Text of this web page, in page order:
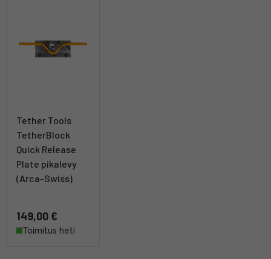
Tether Tools
TetherBlock
Quick Release
Plate pikalevy
(Arca-Swiss)
149,00 €
Toimitus heti